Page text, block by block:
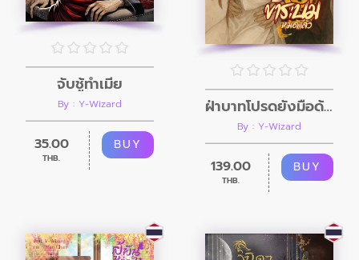
จับชู้ทำเมีย
By : Y-Wizard
35.00
THB.
BUY
ฝ่าบาทโปรดยั้งมือด้วย ข้าระบมหมดแล้ว
By : Y-Wizard
139.00
THB.
BUY